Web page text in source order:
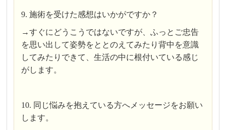
9. 施術を受けた感想はいかがですか？
→すぐにどうこうではないですが、ふっとご忠告
を思い出して姿勢をととのえてみたり背中を意識
してみたりできて、生活の中に根付いている感じ
がします。
10. 同じ悩みを抱えている方へメッセージをお願い
します。